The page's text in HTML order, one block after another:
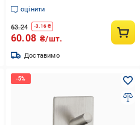
оцінити
63.24 -3.16₴
60.08 ₴/шт.
Доставимо